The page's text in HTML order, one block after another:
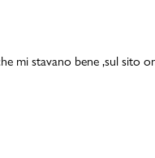
mi stavano bene ,sul